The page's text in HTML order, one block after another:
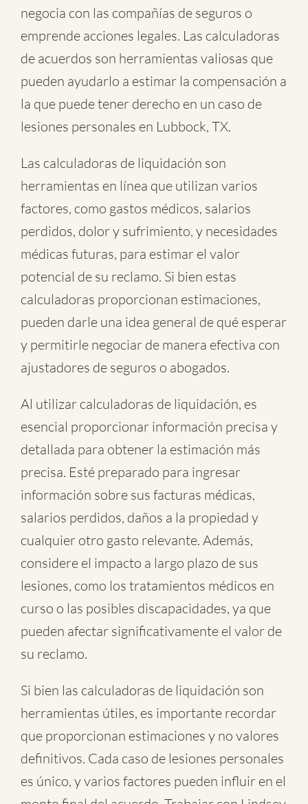
negocia con las compañías de seguros o
emprende acciones legales. Las calculadoras
de acuerdos son herramientas valiosas que
pueden ayudarlo a estimar la compensación a
la que puede tener derecho en un caso de
lesiones personales en Lubbock, TX.
Las calculadoras de liquidación son
herramientas en línea que utilizan varios
factores, como gastos médicos, salarios
perdidos, dolor y sufrimiento, y necesidades
médicas futuras, para estimar el valor
potencial de su reclamo. Si bien estas
calculadoras proporcionan estimaciones,
pueden darle una idea general de qué esperar
y permitirle negociar de manera efectiva con
ajustadores de seguros o abogados.
Al utilizar calculadoras de liquidación, es
esencial proporcionar información precisa y
detallada para obtener la estimación más
precisa. Esté preparado para ingresar
información sobre sus facturas médicas,
salarios perdidos, daños a la propiedad y
cualquier otro gasto relevante. Además,
considere el impacto a largo plazo de sus
lesiones, como los tratamientos médicos en
curso o las posibles discapacidades, ya que
pueden afectar significativamente el valor de
su reclamo.
Si bien las calculadoras de liquidación son
herramientas útiles, es importante recordar
que proporcionan estimaciones y no valores
definitivos. Cada caso de lesiones personales
es único, y varios factores pueden influir en el